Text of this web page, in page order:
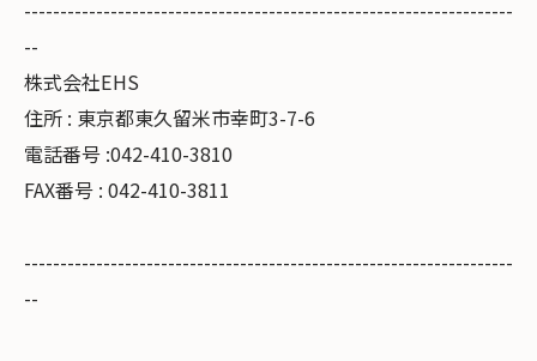
--------------------------------------------------------------------
--
株式会社EHS
住所 : 東京都東久留米市幸町3-7-6
電話番号 :042-410-3810
FAX番号 : 042-410-3811
--------------------------------------------------------------------
--